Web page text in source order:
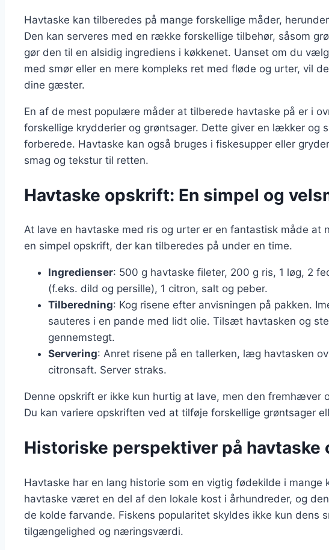
Havtaske kan tilberedes på mange forskellige måder,
Den kan serveres med en række forskellige tilbehør, såsom
gør den til en alsidig ingrediens i køkkenet. Uanset om du
med smør eller en mere kompleks ret med fløde og urter, vil
dine gæster.
En af de mest populære måder at tilberede havtaske på er i
forskellige krydderier og grøntsager. Dette giver en lækker og
forberede. Havtaske kan også bruges i fiskesupper eller
smag og tekstur til retten.
Havtaske opskrift: En simpel og
At lave en havtaske med ris og urter er en fantastisk måde at
en simpel opskrift, der kan tilberedes på under en time.
Ingredienser: 500 g havtaske fileter, 200 g ris, 1 løg, 2
(f.eks. dild og persille), 1 citron, salt og peber.
Tilberedning: Kog risene efter anvisningen på pakken.
sauteres i en pande med lidt olie. Tilsæt havtasken og
gennemstegt.
Servering: Anret risene på en tallerken, læg havtasken
citronsaft. Server straks.
Denne opskrift er ikke kun hurtig at lave, men den fremhæver
Du kan variere opskriften ved at tilføje forskellige grøntsager
Historiske perspektiver på havtaske
Havtaske har en lang historie som en vigtig fødekilde i mange
havtaske været en del af den lokale kost i århundreder, og
de kolde farvande. Fiskens popularitet skyldes ikke kun dens
tilgængelighed og næringsværdi.